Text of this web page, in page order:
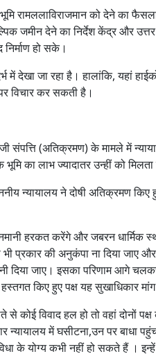
रामललाविराजमान को देने का
जमीन देने का निर्देश केंद्र और
हो सके।
में देखा जा रहा है। हालांकि, यहां
विचार कर सकती है।
संपत्ति (अतिक्रमण) के मामले में
का लाभ ज्यादातर उन्हीं को
न्यायालय ने दोषी अतिक्रमण
हरकत करेंगे और जबरन धार्मिक
प्रकार की अनुकंपा ना दिया जाए
दिया जाए। इसका परिणाम आगे
किए हुए पक्ष यह सुखाधिकार
कोई विवाद हल हो तो वहां दोनों
में घसीटना,उन पर बाधा
योग्य कभी नहीं हो सकते हैं । इन्हें